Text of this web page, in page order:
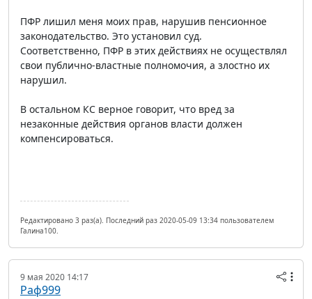
ПФР лишил меня моих прав, нарушив пенсионное
законодательство. Это установил суд.
Соответственно, ПФР в этих действиях не осуществлял
свои публично-властные полномочия, а злостно их
нарушил.
В остальном КС верное говорит, что вред за
незаконные действия органов власти должен
компенсироваться.
Редактировано 3 раз(а). Последний раз 2020-05-09 13:34 пользователем
Галина100.
9 мая 2020 14:17
Раф999